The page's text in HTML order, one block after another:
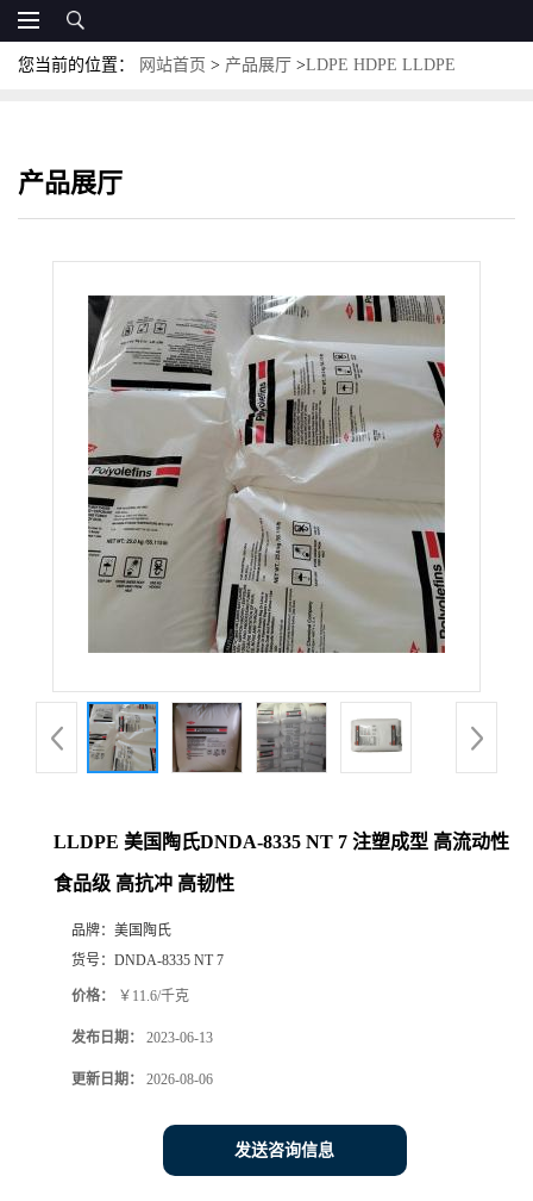
您当前的位置： 网站首页 > 产品展厅 >LDPE HDPE LLDPE
产品展厅
LLDPE 美国陶氏DNDA-8335 NT 7 注塑成型 高流动性
食品级 高抗冲 高韧性
品牌： 美国陶氏
货号： DNDA-8335 NT 7
价格： ￥11.6/千克
发布日期： 2023-06-13
更新日期： 2026-08-06
发送咨询信息